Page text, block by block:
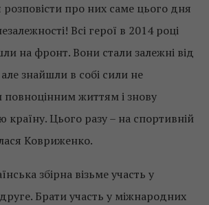
про них саме цього дня
Всі герої в 2014 році
на фронт. Вони стали залежні від
знайшли в собі сили не
повноцінним життям і знову
країну. Цього разу – на спортивній
Ковриженко.
збірна візьме участь у
Брати участь у міжнародних